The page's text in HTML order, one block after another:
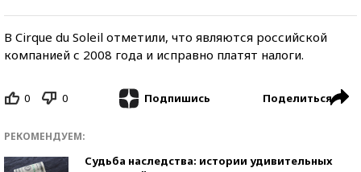
В Cirque du Soleil отметили, что являются российской
компанией с 2008 года и исправно платят налоги.
0 0 Подпишись Поделиться
РЕКОМЕНДУЕМ:
Судьба наследства: истории удивительных